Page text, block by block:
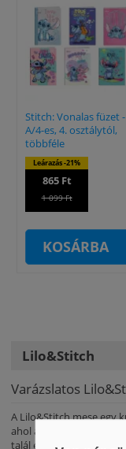
Stitch: Vonalas füzet -
A/4-es, 4. osztálytól,
többféle
Leárazás -21%
865 Ft
1 099 Ft
KOSÁRBA
Lilo&Stitch
Varázslatos
A Lilo&Stitch mese egy
ahol a hawaii kislány,
talál egymásra. A